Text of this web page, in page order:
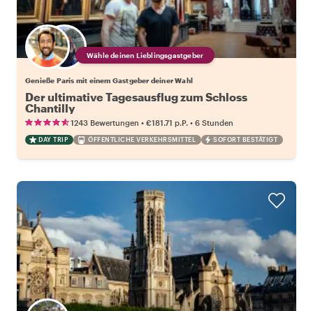
Wähle deinen Lieblingsgastgeber
Genieße Paris mit einem Gastgeber deiner Wahl
Der ultimative Tagesausflug zum Schloss
Chantilly
1243 Bewertungen • €181.71 p.P. • 6 Stunden
DAY TRIP ÖFFENTLICHE VERKEHRSMITTEL SOFORT BESTÄTIGT